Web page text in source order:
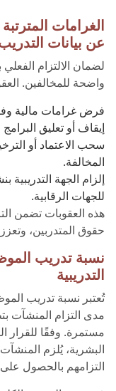
الغرامات
عن بيانات
لضمان الالتزام
واضحة للمخالفين.
فرض غرامات مالية وفق
إيقاف أو تعليق البرامج
سحب الاعتماد أو
المخالفة.
إلزام الجهة
للجهات الرقابية.
هذه العقوبات تضمن
حقوق المتدربين،
نسبة تدريب
التدريبية
تُعتبر نسبة تدريب
مدى التزام المنشآت
مستمرة. وفقًا للقرار
البشرية، يُلزم
التزامهم بالحصول